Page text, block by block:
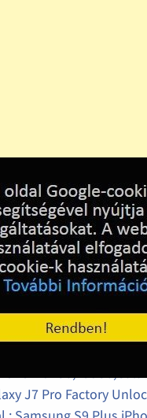
X 64Gb,256Gb,Galaxy
J7 Pro Factory